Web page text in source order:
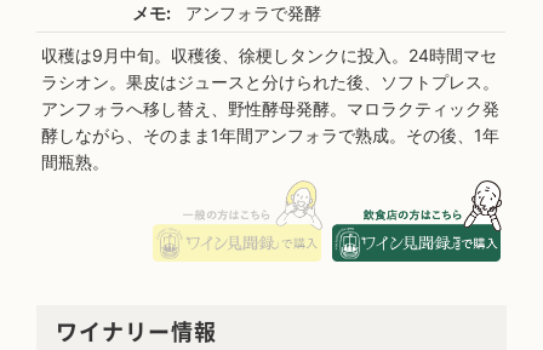
メモ:
アンフォラで発酵
収穫は9月中旬。収穫後、徐梗しタンクに投入。24時間マセ
ラシオン。果皮はジュースと分けられた後、ソフトプレス。
アンフォラへ移し替え、野性酵母発酵。マロラクティック発
酵しながら、そのまま1年間アンフォラで熟成。その後、1年
間瓶熟。
ワイナリー情報